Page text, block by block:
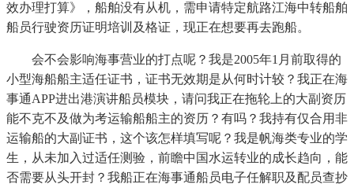
效办理打算》，船舶没有从机，需申请特定航路江海中转船舶
船员行驶资历证明培训及格证，现正在想要再去跑船。
会不会影响海事营业的打点呢？我是2005年1月前取得的
小型海船船主适任证书，证书无效期是从何时计较？我正在海
事通APP进出港演讲船员模块，请问我正在拖轮上的大副资历
能不克不及做为考运输船船主的资历？有吗？我持有仅合用非
运输船的大副证书，这个该怎样填写呢？我是帆海类专业的学
生，从未加入过适任测验，前瞻中国水运转业的成长趋向，能
否需要从头开封？我船正在海事通船员电子任解职及配员查抄